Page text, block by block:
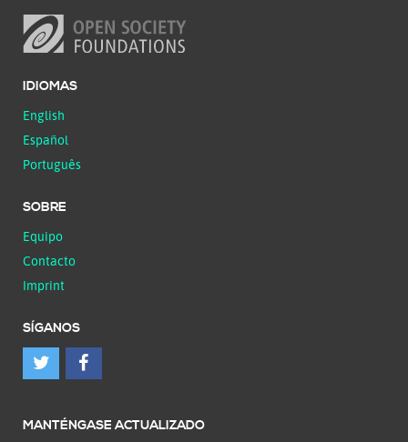
IDIOMAS
English
Español
Português
SOBRE
Equipo
Contacto
Imprint
SÍGANOS
MANTÉNGASE ACTUALIZADO